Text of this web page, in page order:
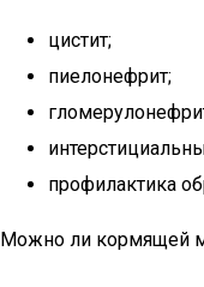
цистит;
пиелонефрит;
профилактика
Можно ли кормящей